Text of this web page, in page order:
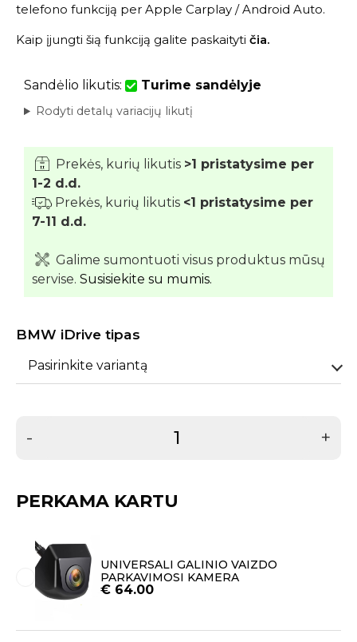
telefono funkciją per Apple Carplay / Android Auto.
Kaip įjungti šią funkciją galite paskaityti čia.
Sandėlio likutis: Turime sandėlyje
Rodyti detalų variacijų likutį
Prekės, kurių likutis >1 pristatysime per
1-2 d.d.
Prekės, kurių likutis <1 pristatysime per
7-11 d.d.
Galime sumontuoti visus produktus mūsų
servise. Susisiekite su mumis.
BMW iDrive tipas
Pasirinkite variantą
- +
PERKAMA KARTU
UNIVERSALI GALINIO VAIZDO
PARKAVIMOSI KAMERA
€ 64.00